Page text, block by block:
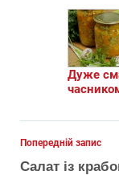
Дуже
Попередній запис
Салат із